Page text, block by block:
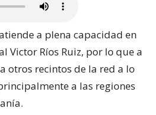
a plena capacidad en
Victor Ríos Ruiz, por lo que a
otros recintos de la red a lo
a las regiones